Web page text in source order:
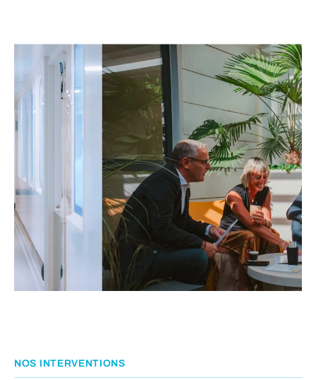
NOS INTERVENTIONS